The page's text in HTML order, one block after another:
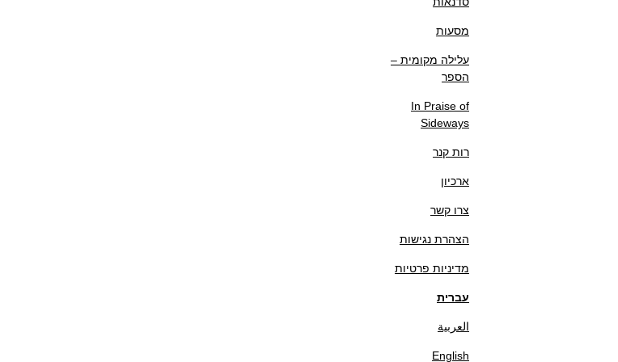
מסעות
עלילה מקומית –
הספר
In Praise of
Sideways
רות קנר
ארכיון
צרו קשר
הצהרת נגישות
מדיניות פרטיות
עברית
العربية
English